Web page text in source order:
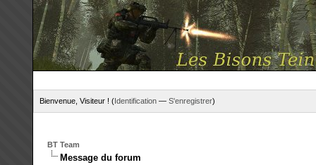
Bienvenue, Visiteur ! (Identification— S'enregistrer)
BT Team
Message du forum